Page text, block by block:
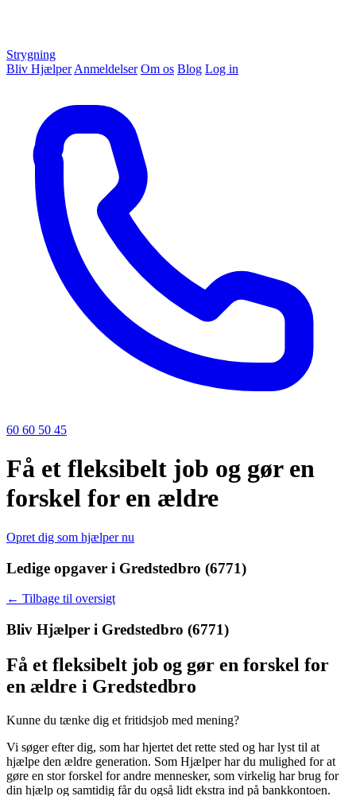
Strygning
Bliv Hjælper Anmeldelser Om os Blog Log in
60 60 50 45
Få et fleksibelt job og gør en
forskel for en ældre
Opret dig som hjælper nu
Ledige opgaver i Gredstedbro (6771)
← Tilbage til oversigt
Bliv Hjælper i Gredstedbro (6771)
Få et fleksibelt job og gør en forskel for
en ældre i Gredstedbro
Kunne du tænke dig et fritidsjob med mening?
Vi søger efter dig, som har hjertet det rette sted og har lyst til at
hjælpe den ældre generation. Som Hjælper har du mulighed for at
gøre en stor forskel for andre mennesker, som virkelig har brug for
din hjælp og samtidig får du også lidt ekstra ind på bankkontoen.